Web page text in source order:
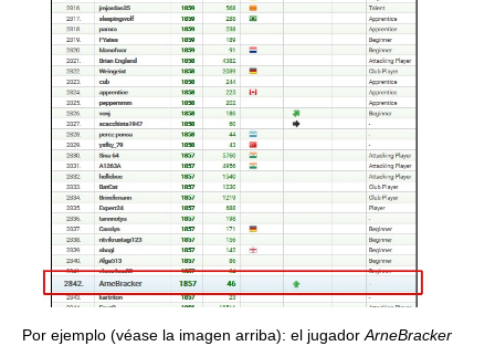
Por ejemplo (véase la imagen arriba): el jugador ArneBracker